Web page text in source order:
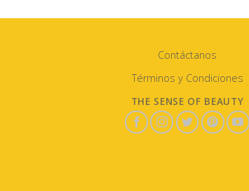
Contáctanos
Términos y Condiciones
THE SENSE OF BEAUTY